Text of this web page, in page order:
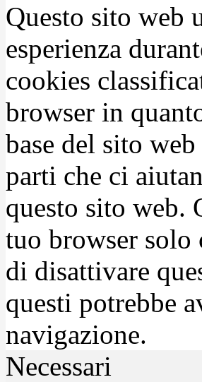
Questo sito web
esperienza
cookies
browser in
base del sito
parti che ci
questo sito web.
tuo browser solo
di disattivare
questi potrebbe
navigazione.
Necessari